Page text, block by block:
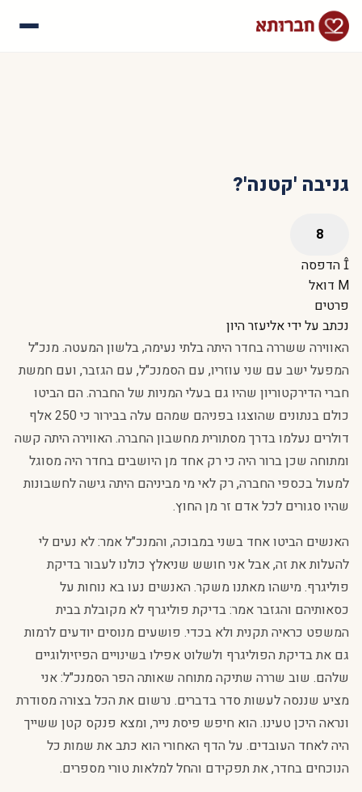
גניבה 'קטנה'?
הדפסה
דואל
פרטים
נכתב על ידיאליעזר היון
האווירה ששררה בחדר היתה בלתי נעימה, בלשון המעטה. מנכ"ל
המפעל ישב עם שני עוזריו, עם הסמנכ"ל, עם הגזבר, ועם חמשת
חברי הדירקטוריון שהיו גם בעלי המניות של החברה. הם הביטו
כולם בנתונים שהוצגו בפניהם שמהם עלה בבירור כי 250 אלף
דולרים נעלמו בדרך מסתורית מחשבון החברה. האווירה היתה קשה
ומתוחה שכן ברור היה כי רק אחד מן היושבים בחדר היה מסוגל
למעול בכספי החברה, רק לאי מי מביניהם היתה גישה לחשבונות
שהיו סגורים לכל אדם זר מן החוץ.
האנשים הביטו אחד בשני במבוכה, והמנכ"ל אמר: לא נעים לי
להעלות את זה, אבל אני חושש שניאלץ כולנו לעבור בדיקת
פוליגרף. מישהו מאתנו משקר. האנשים נעו בא נוחות על
כסאותיהם והגזבר אמר: בדיקת פוליגרף לא מקובלת בבית
המשפט כראיה תקנית ולא בכדי. פושעים מנוסים יודעים לרמות
גם את בדיקת הפוליגרף ולשלוט אפילו בשינויים הפיזיולוגיים
שלהם. שוב שררה שתיקה מתוחה שאותה הפר הסמנכ"ל: אני
מציע שננסה לעשות סדר בדברים. נרשום את הכל בצורה מסודרת
ונראה היכן טעינו. הוא חיפש פיסת נייר, ומצא פנקס קטן ששייך
היה לאחד העובדים. על הדף האחורי הוא כתב את שמות כל
הנוכחים בחדר, את תפקידם והחל למלאות טורי מספרים.